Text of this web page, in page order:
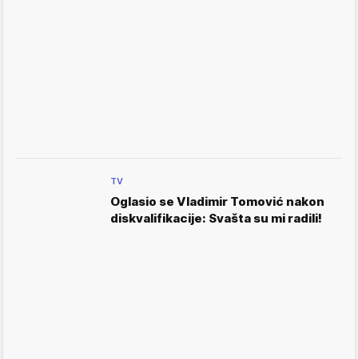
TV
Oglasio se Vladimir Tomović nakon
diskvalifikacije: Svašta su mi radili!